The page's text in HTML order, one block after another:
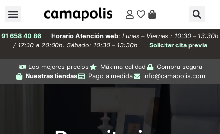
91 658 40 86 Horario Atención web: Lunes – Viernes : 10:30 – 13:30h
/ 17:30 a 20:00h. Sábado: 10:30 – 13:30h
Solicitar cita previa
Los mejores precios Máxima calidad
Compra segura
Nuestras tiendas
Pago a medida info@camapolis.com